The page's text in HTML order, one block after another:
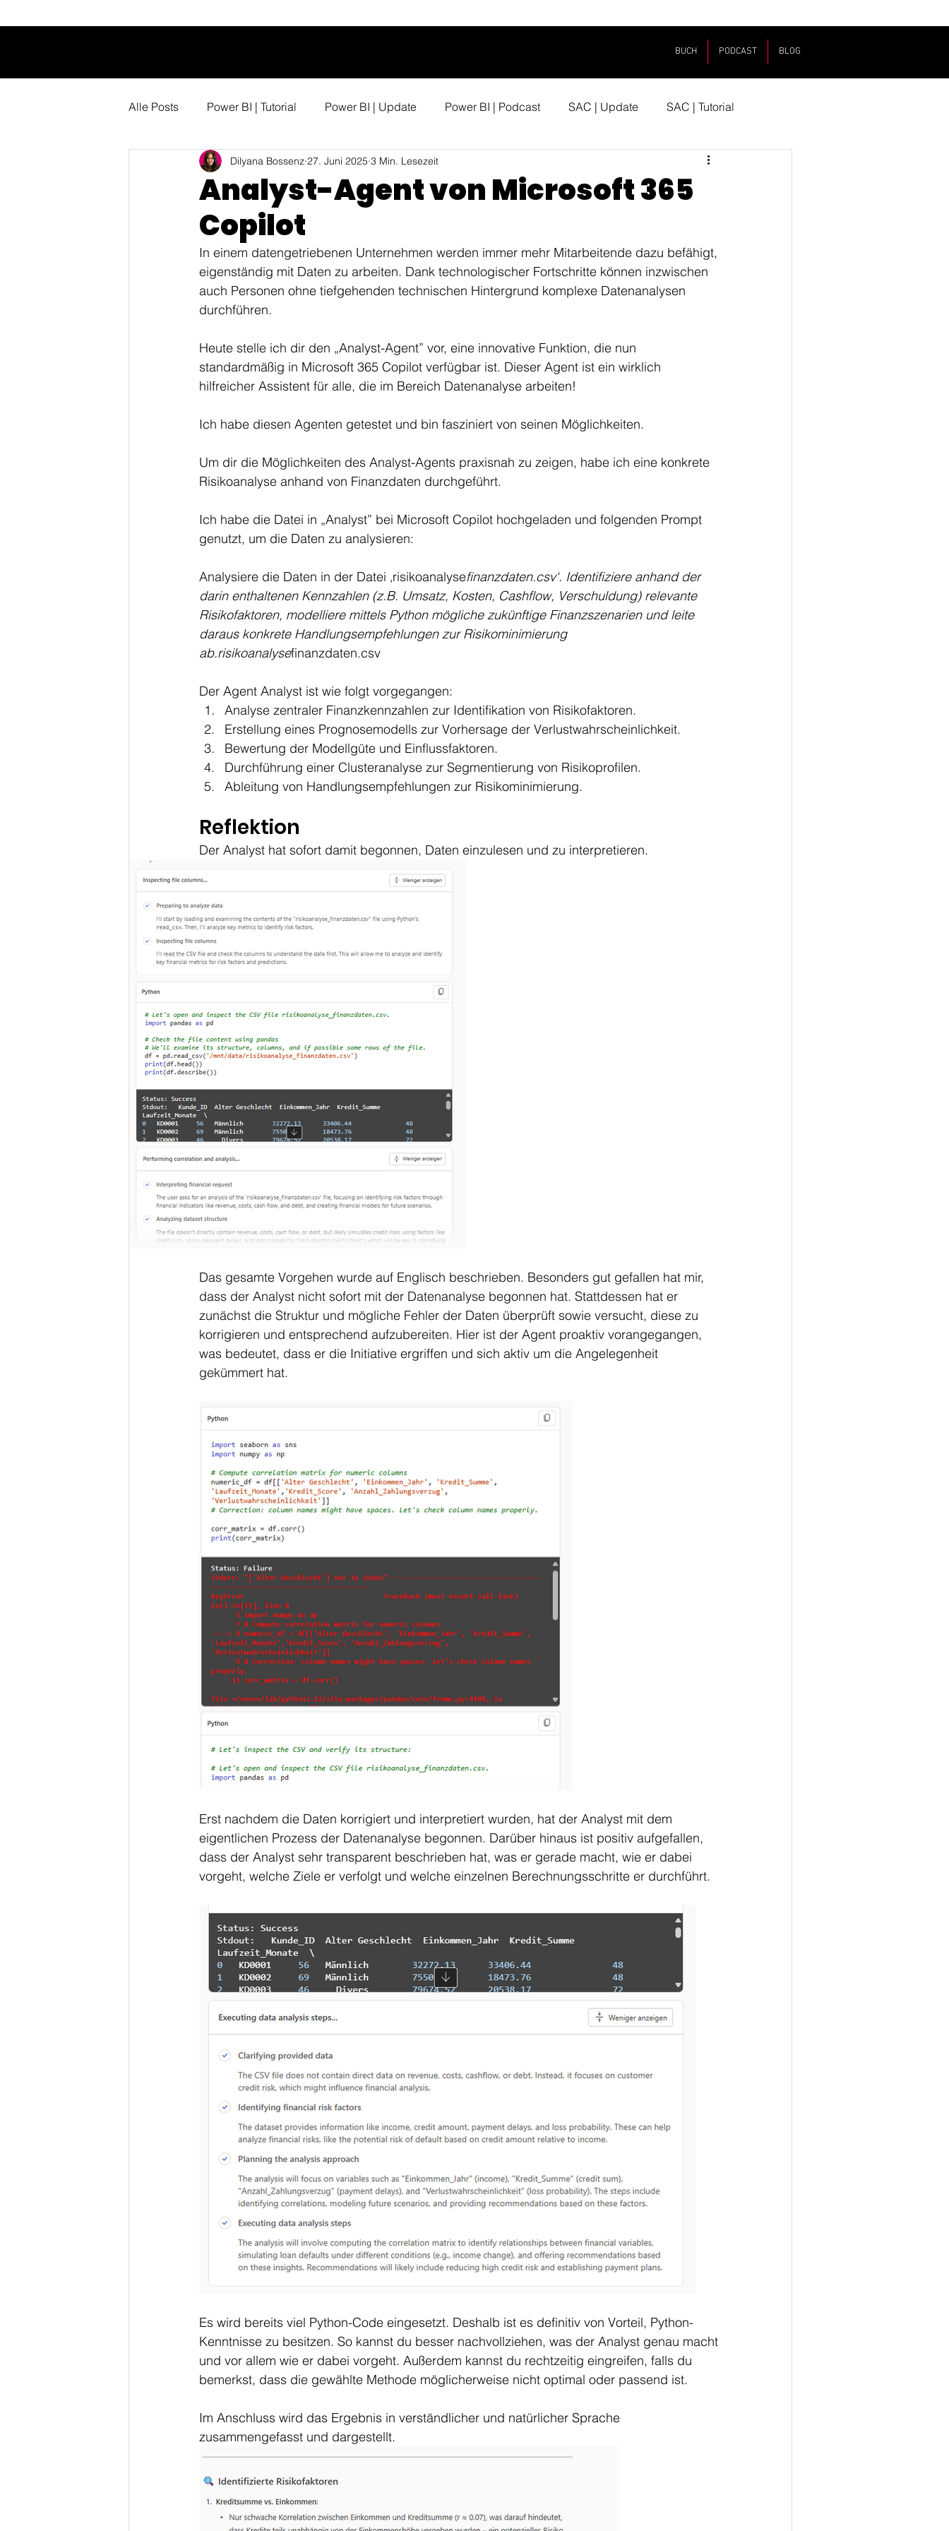
BUCH PODCAST BLOG
Alle Posts Power BI | Tutorial Power BI | Update Power BI | Podcast SAC | Update SAC | Tutorial
Analyst-Agent von Microsoft 365
Copilot
Dilyana Bossenz 27. Juni 2025 3 Min. Lesezeit
In einem datengetriebenen Unternehmen werden immer mehr Mitarbeitende dazu befähigt,
eigenständig mit Daten zu arbeiten. Dank technologischer Fortschritte können inzwischen
auch Personen ohne tiefgehenden technischen Hintergrund komplexe Datenanalysen
durchführen.
Heute stelle ich dir den „Analyst-Agent” vor, eine innovative Funktion, die nun
standardmäßig in Microsoft 365 Copilot verfügbar ist. Dieser Agent ist ein wirklich
hilfreicher Assistent für alle, die im Bereich Datenanalyse arbeiten!
Ich habe diesen Agenten getestet und bin fasziniert von seinen Möglichkeiten.
Um dir die Möglichkeiten des Analyst-Agents praxisnah zu zeigen, habe ich eine konkrete
Risikoanalyse anhand von Finanzdaten durchgeführt.
Ich habe die Datei in „Analyst” bei Microsoft Copilot hochgeladen und folgenden Prompt
genutzt, um die Daten zu analysieren:
Analysiere die Daten in der Datei ‚risikoanalysefinanzdaten.csv‘. Identifiziere anhand der
darin enthaltenen Kennzahlen (z.B. Umsatz, Kosten, Cashflow, Verschuldung) relevante
Risikofaktoren, modelliere mittels Python mögliche zukünftige Finanzszenarien und leite
daraus konkrete Handlungsempfehlungen zur Risikominimierung
ab.risikoanalysefinanzdaten.csv
Der Agent Analyst ist wie folgt vorgegangen:
Analyse zentraler Finanzkennzahlen zur Identifikation von Risikofaktoren.
Erstellung eines Prognosemodells zur Vorhersage der Verlustwahrscheinlichkeit.
Bewertung der Modellgüte und Einflussfaktoren.
Durchführung einer Clusteranalyse zur Segmentierung von Risikoprofilen.
Ableitung von Handlungsempfehlungen zur Risikominimierung.
Reflektion
Der Analyst hat sofort damit begonnen, Daten einzulesen und zu interpretieren.
Das gesamte Vorgehen wurde auf Englisch beschrieben. Besonders gut gefallen hat mir,
dass der Analyst nicht sofort mit der Datenanalyse begonnen hat. Stattdessen hat er
zunächst die Struktur und mögliche Fehler der Daten überprüft sowie versucht, diese zu
korrigieren und entsprechend aufzubereiten. Hier ist der Agent proaktiv vorangegangen,
was bedeutet, dass er die Initiative ergriffen und sich aktiv um die Angelegenheit
gekümmert hat.
Erst nachdem die Daten korrigiert und interpretiert wurden, hat der Analyst mit dem
eigentlichen Prozess der Datenanalyse begonnen. Darüber hinaus ist positiv aufgefallen,
dass der Analyst sehr transparent beschrieben hat, was er gerade macht, wie er dabei
vorgeht, welche Ziele er verfolgt und welche einzelnen Berechnungsschritte er durchführt.
Es wird bereits viel Python-Code eingesetzt. Deshalb ist es definitiv von Vorteil, Python-
Kenntnisse zu besitzen. So kannst du besser nachvollziehen, was der Analyst genau macht
und vor allem wie er dabei vorgeht. Außerdem kannst du rechtzeitig eingreifen, falls du
bemerkst, dass die gewählte Methode möglicherweise nicht optimal oder passend ist.
Im Anschluss wird das Ergebnis in verständlicher und natürlicher Sprache
zusammengefasst und dargestellt.